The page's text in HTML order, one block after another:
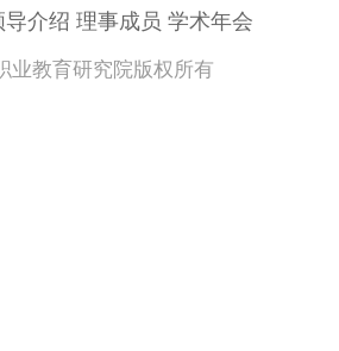
导介绍 理事成员 学术年会
业教育研究院版权所有